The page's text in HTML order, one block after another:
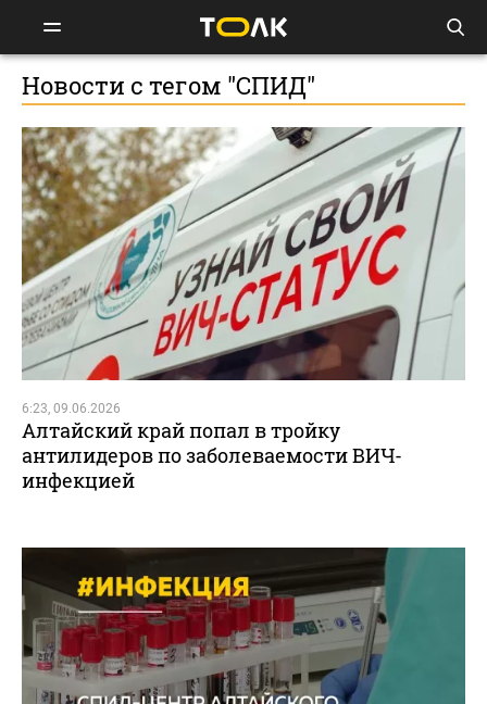
Новости с тегом "СПИД"
6:23, 09.06.2026
Алтайский край попал в тройку
антилидеров по заболеваемости ВИЧ-
инфекцией